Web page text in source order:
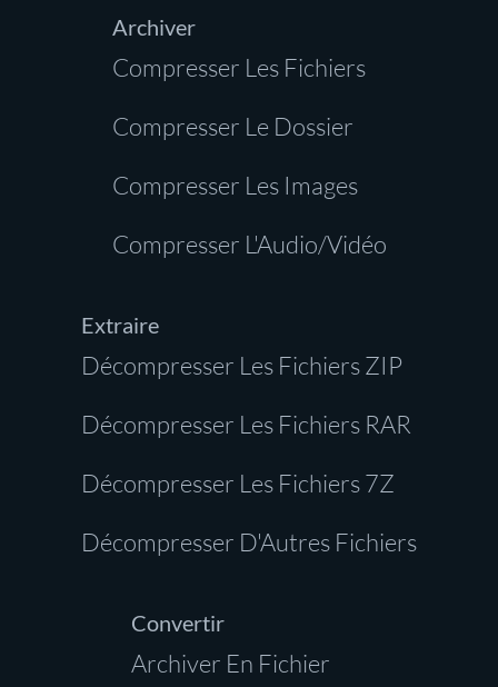
Archiver
Compresser Les Fichiers
Compresser Le Dossier
Compresser Les Images
Compresser L'Audio/Vidéo
Extraire
Décompresser Les Fichiers ZIP
Décompresser Les Fichiers RAR
Décompresser Les Fichiers 7Z
Décompresser D'Autres Fichiers
Convertir
Archiver En Fichier